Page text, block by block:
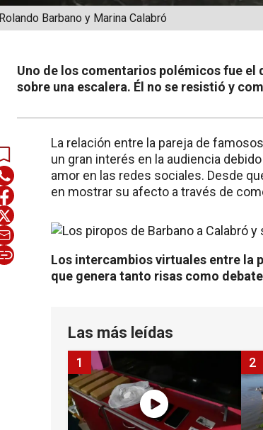
Rolando Barbano y Marina Calabró
Uno de los comentarios polémicos fue el
sobre una escalera. Él no se resistió y
La relación entre la pareja de
un gran interés en la audiencia
amor en las redes sociales. Desde
en mostrar su afecto a través de
Los intercambios virtuales entre la
que genera tanto risas como
Las más leídas
1 2